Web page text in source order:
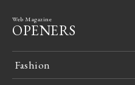
Web Magazine
OPENERS
Fashion